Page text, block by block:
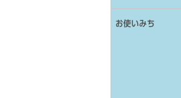
お使いみち